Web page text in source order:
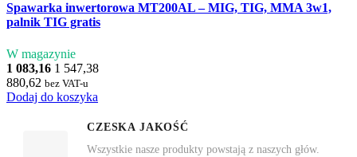
Spawarka inwertorowa MT200AL – MIG, TIG, MMA 3w1,
palnik TIG gratis
W magazynie
1 083,16 1 547,38
880,62 bez VAT-u
Dodaj do koszyka
CZESKA JAKOŚĆ
Wszystkie nasze produkty powstają z naszych głów.